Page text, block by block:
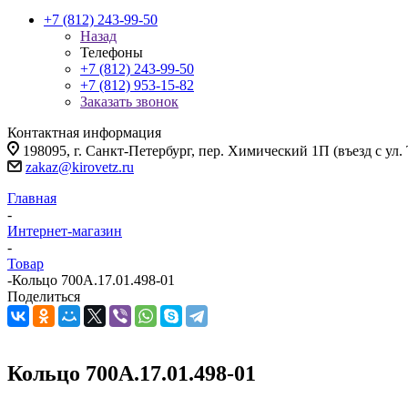
+7 (812) 243-99-50
Назад
Телефоны
+7 (812) 243-99-50
+7 (812) 953-15-82
Заказать звонок
Контактная информация
198095, г. Санкт-Петербург, пер. Химический 1П (въезд с
zakaz@kirovetz.ru
Главная
-
Интернет-магазин
-
Товар
-Кольцо 700А.17.01.498-01
Поделиться
Кольцо 700А.17.01.498-01